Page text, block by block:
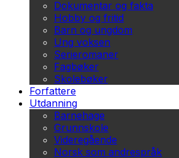
Dokumentar og fakta
Hobby og fritid
Barn og ungdom
Ung voksen
Serieromaner
Fagbøker
Skolebøker
Forfattere
Utdanning
Barnehage
Grunnskole
Videregående
Norsk som andrespråk